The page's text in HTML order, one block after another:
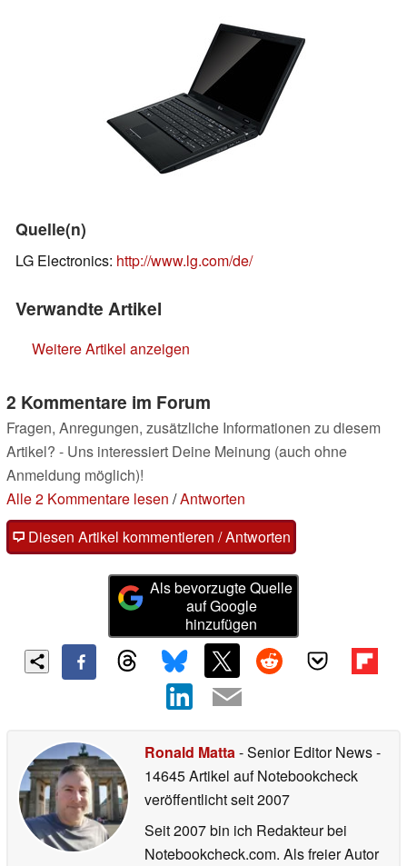
Quelle(n)
LG Electronics: http://www.lg.com/de/
Verwandte Artikel
Weitere Artikel anzeigen
2 Kommentare im Forum
Fragen, Anregungen, zusätzliche Informationen zu diesem
Artikel? - Uns interessiert Deine Meinung (auch ohne
Anmeldung möglich)!
Alle 2 Kommentare lesen /Antworten
Diesen Artikel kommentieren / Antworten
Als bevorzugte Quelle
auf Google
hinzufügen
Ronald Matta- Senior Editor News-
14645 Artikel auf Notebookcheck
veröffentlichtseit 2007
Seit 2007 bin ich Redakteur bei
Notebookcheck.com. Als freier Autor